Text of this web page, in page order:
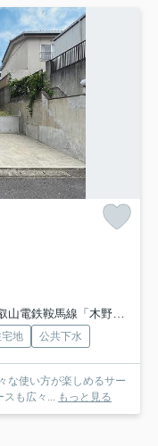
山電鉄鞍馬線「木野」駅 徒歩29分
地 公共下水
使い方が楽しめるサー
も広々...
もっと見る